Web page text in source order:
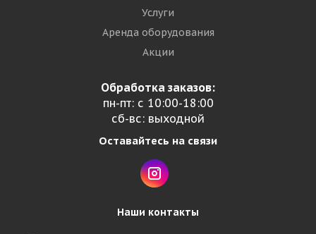
Услуги
Аренда оборудования
Акции
Обработка заказов:
пн-пт: с 10:00-18:00
сб-вс: выходной
Оставайтесь на связи
Наши контакты